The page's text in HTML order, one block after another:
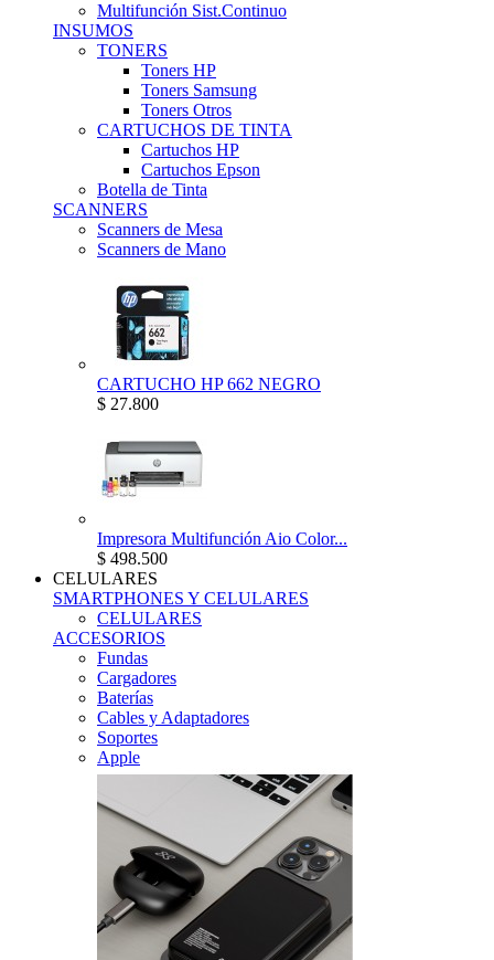
Multifunción Sist.Continuo
INSUMOS
TONERS
Toners HP
Toners Samsung
Toners Otros
CARTUCHOS DE TINTA
Cartuchos HP
Cartuchos Epson
Botella de Tinta
SCANNERS
Scanners de Mesa
Scanners de Mano
CARTUCHO HP 662 NEGRO
$ 27.800
Impresora Multifunción Aio Color...
$ 498.500
CELULARES
SMARTPHONES Y CELULARES
CELULARES
ACCESORIOS
Fundas
Cargadores
Baterías
Cables y Adaptadores
Soportes
Apple